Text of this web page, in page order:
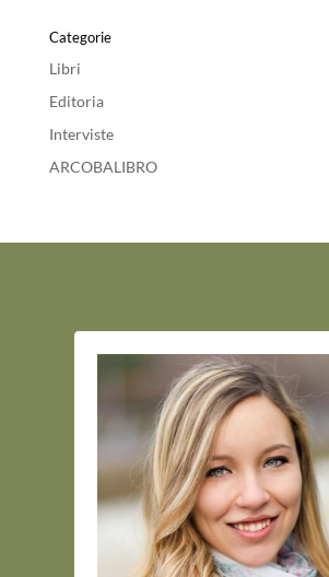
Categorie
Libri
Editoria
Interviste
ARCOBALIBRO